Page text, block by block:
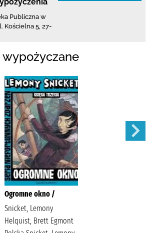
Publiczna w
Kościelna 5 27-
wypożyczane
Ogromne okno /
Snicket, Lemony
Helquist, Brett Egmont